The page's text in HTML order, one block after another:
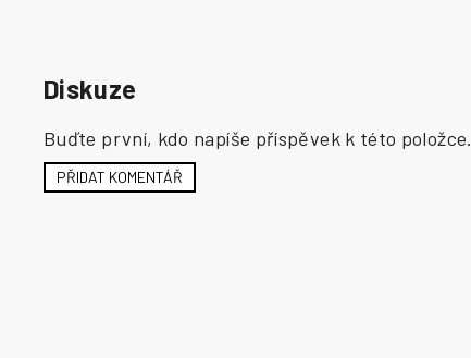
Diskuze
Buďte první, kdo napíše příspěvek k této položce.
PŘIDAT KOMENTÁŘ